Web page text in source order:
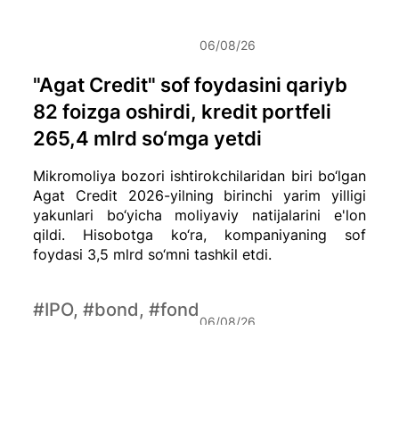
Mikromoliya bozori ishtirokchilaridan biri bo‘lgan
Agat Credit 2026-yilning birinchi yarim yilligi
yakunlari bo‘yicha moliyaviy natijalarini e'lon
qildi. Hisobotga ko‘ra, kompaniyaning sof
foydasi 3,5 mlrd so‘mni tashkil etdi.
"Agat Credit" sof foydasini qariyb
82 foizga oshirdi, kredit portfeli
265,4 mlrd so‘mga yetdi
06/08/26
#IPO, #bond, #fond
06/08/26